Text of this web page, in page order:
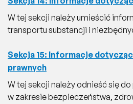
W tej sekcji należy umieścić
transportu substancji i
Sekcja 15: Informacje
prawnych
W tej sekcji należy odnieść się
w zakresie bezpieczeństwa,